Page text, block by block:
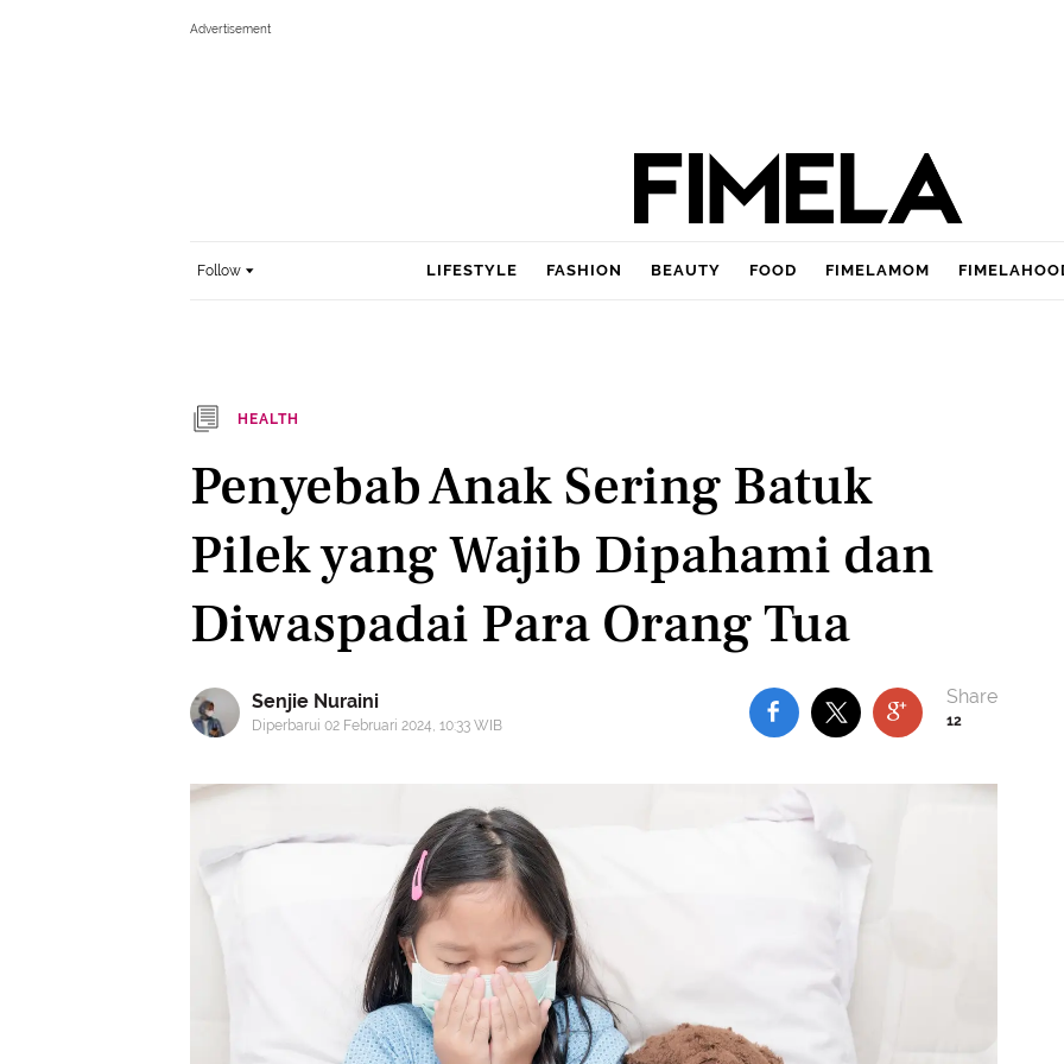
Follow LIFESTYLE FASHION BEAUTY FOOD FIMELAMOM
HEALTH
Penyebab Anak Sering Batuk
Pilek yang Wajib Dipahami dan
Diwaspadai Para Orang Tua
Senjie Nuraini
Diperbarui 02 Februari 2024, 10:33 WIB 12